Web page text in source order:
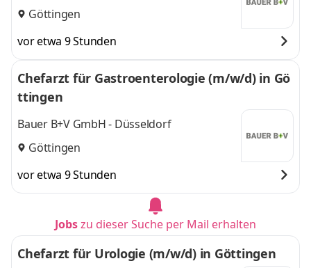
Göttingen
vor etwa 9 Stunden
Chefarzt für Gastroenterologie (m/w/d) in Gö
ttingen
Bauer B+V GmbH - Düsseldorf
Göttingen
vor etwa 9 Stunden
Jobszu dieser Suche per Mail erhalten
Chefarzt für Urologie (m/w/d) in Göttingen